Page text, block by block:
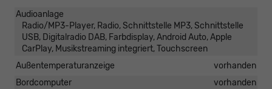
Audioanlage
Radio/MP3-Player, Radio, Schnittstelle MP3, Schnittstelle
USB, Digitalradio DAB, Farbdisplay, Android Auto, Apple
CarPlay, Musikstreaming integriert, Touchscreen
Außentemperaturanzeige
vorhanden
Bordcomputer
vorhanden